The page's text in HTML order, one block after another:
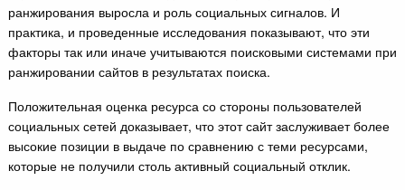
ранжирования выросла и роль социальных сигналов. И
практика, и проведенные исследования показывают, что эти
факторы так или иначе учитываются поисковыми системами при
ранжировании сайтов в результатах поиска.
Положительная оценка ресурса со стороны пользователей
социальных сетей доказывает, что этот сайт заслуживает более
высокие позиции в выдаче по сравнению с теми ресурсами,
которые не получили столь активный социальный отклик.